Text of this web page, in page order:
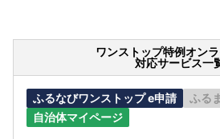
ワンストップ特例オン
対応サービス一
ふるなびワンストップ e申請
ふる
自治体マイページ